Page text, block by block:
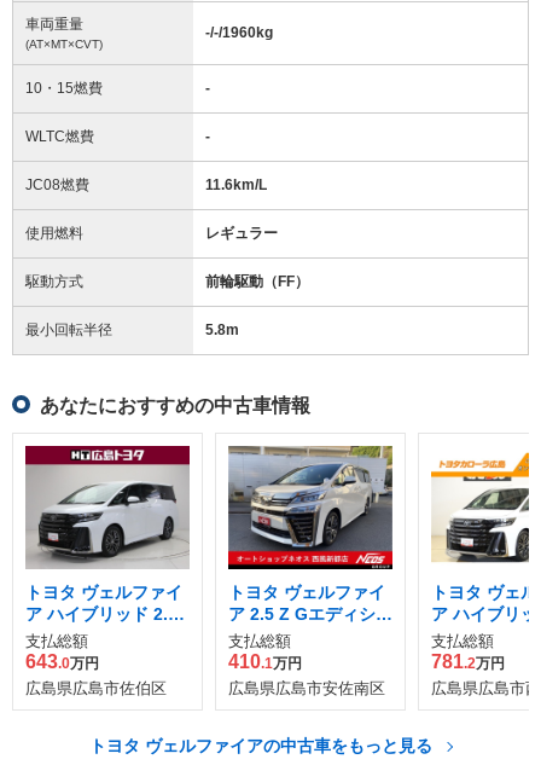
車両重量
(AT×MT×CVT)
-/-/1960kg
10・15燃費 -
WLTC燃費 -
JC08燃費 11.6km/L
使用燃料 レギュラー
駆動方式 前輪駆動（FF）
最小回転半径 5.8m
あなたにおすすめの中古車情報
トヨタ ヴェルファイ
ア ハイブリッド 2.5
Zプレミア
支払総額
643.0万円
広島県広島市佐伯区
トヨタ ヴェルファイ
ア 2.5 Z Gエディショ
ン
支払総額
410.1万円
広島県広島市安佐南区
トヨタ ヴェ
ア ハイブリ
Zプレミア
支払総額
781.2万円
広島県広島市
トヨタ ヴェルファイアの中古車をもっと見る